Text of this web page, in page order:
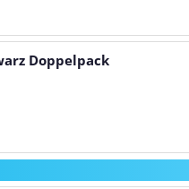
Doppelpack